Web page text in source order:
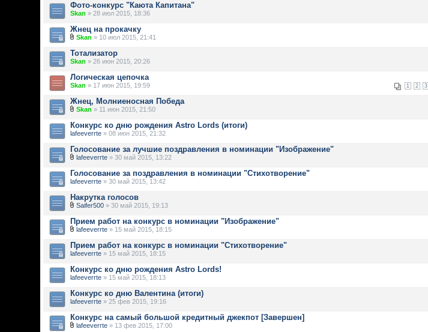
Фото-конкурс "Каюта Капитана"
Skan » 28 июл 2015, 18:36
Жнец на прокачку
Skan » 10 июл 2015, 21:41
Тотализатор
Skan » 26 июн 2015, 20:26
Логическая цепочка
1 2 3
Skan » 17 июн 2015, 19:59
Жнец, Молниеносная Победа
Skan » 11 июн 2015, 21:50
Конкурс ко дню рождения Astro Lords (итоги)
lafeeverrte » 08 июн 2015, 21:32
Голосование за лучшие поздравления в номинации "Изображение"
lafeeverrte » 30 май 2015, 13:22
Голосование за поздравления в номинации "Стихотворение"
lafeeverrte » 30 май 2015, 13:42
Накрутка голосов
Saifer500 » 30 май 2015, 19:13
Прием работ на конкурс в номинации "Изображение"
lafeeverrte » 15 май 2015, 18:15
Прием работ на конкурс в номинации "Стихотворение"
lafeeverrte » 15 май 2015, 18:15
Конкурс ко дню рождения Astro Lords!
lafeeverrte » 15 май 2015, 18:13
Конкурс ко дню Валентина (итоги)
lafeeverrte » 25 фев 2015, 19:16
Конкурс на самый большой кредитный джекпот [Завершен]
lafeeverrte » 13 фев 2015, 17:00